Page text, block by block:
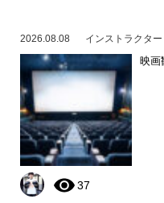
2026.08.08 インストラクター
映画
37